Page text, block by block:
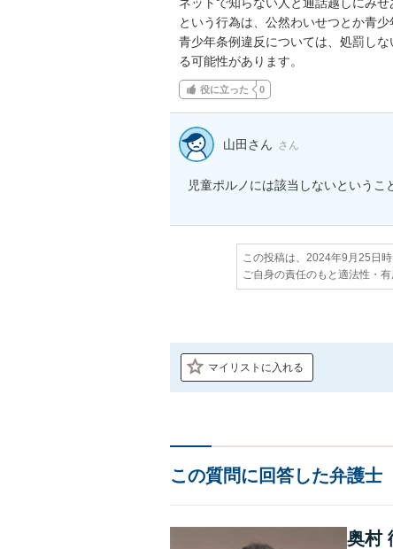
という行為は、公然わいせつとか青
青少年条例違反については、処罰し
る可能性があります。
役に立った 0
山田さん さん
児童ポルノには該当しないというこ
この投稿は、2024年9月25日時
ご自身の責任のもと適法性・
マイリストに入れる
この質問に回答した弁護士
奥村